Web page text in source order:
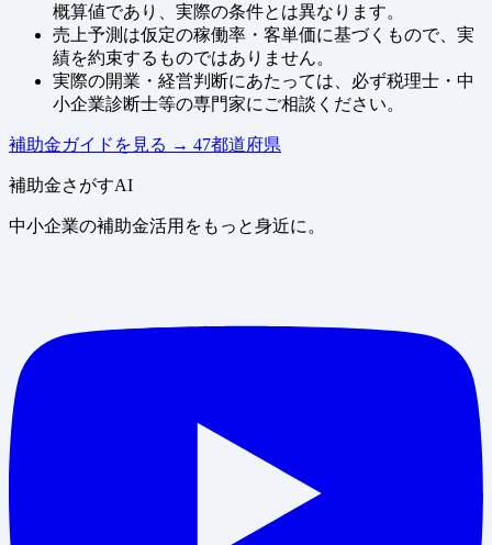
概算値であり、実際の条件とは異なります。
売上予測は仮定の稼働率・客単価に基づくもので、実
績を約束するものではありません。
実際の開業・経営判断にあたっては、必ず税理士・中
小企業診断士等の専門家にご相談ください。
補助金ガイドを見る → 47都道府県
補助金さがすAI
中小企業の補助金活用をもっと身近に。